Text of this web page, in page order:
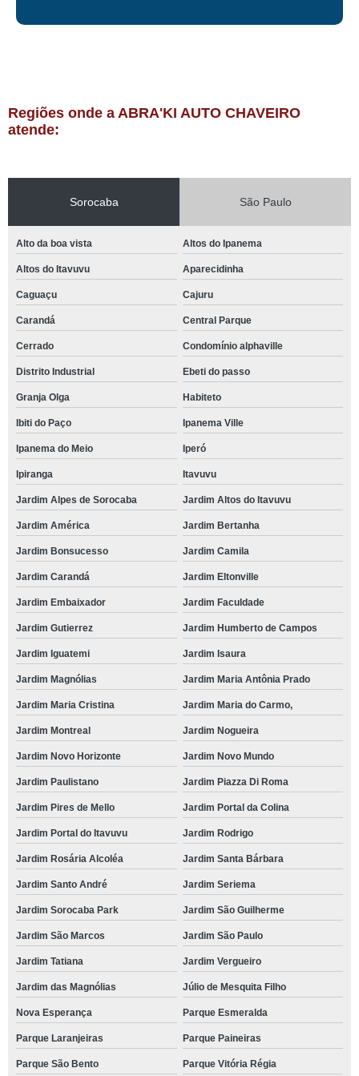
Regiões onde a ABRA'KI AUTO CHAVEIRO
atende:
Sorocaba São Paulo
Alto da boa vista Altos do Ipanema
Altos do Itavuvu Aparecidinha
Caguaçu Cajuru
Carandá Central Parque
Cerrado Condomínio alphaville
Distrito Industrial Ebeti do passo
Granja Olga Habiteto
Ibiti do Paço Ipanema Ville
Ipanema do Meio Iperó
Ipiranga Itavuvu
Jardim Alpes de Sorocaba Jardim Altos do Itavuvu
Jardim América Jardim Bertanha
Jardim Bonsucesso Jardim Camila
Jardim Carandá Jardim Eltonville
Jardim Embaixador Jardim Faculdade
Jardim Gutierrez Jardim Humberto de Campos
Jardim Iguatemi Jardim Isaura
Jardim Magnólias Jardim Maria Antônia Prado
Jardim Maria Cristina Jardim Maria do Carmo,
Jardim Montreal Jardim Nogueira
Jardim Novo Horizonte Jardim Novo Mundo
Jardim Paulistano Jardim Piazza Di Roma
Jardim Pires de Mello Jardim Portal da Colina
Jardim Portal do Itavuvu Jardim Rodrigo
Jardim Rosária Alcoléa Jardim Santa Bárbara
Jardim Santo André Jardim Seriema
Jardim Sorocaba Park Jardim São Guilherme
Jardim São Marcos Jardim São Paulo
Jardim Tatiana Jardim Vergueiro
Jardim das Magnólias Júlio de Mesquita Filho
Nova Esperança Parque Esmeralda
Parque Laranjeiras Parque Paineiras
Parque São Bento Parque Vitória Régia